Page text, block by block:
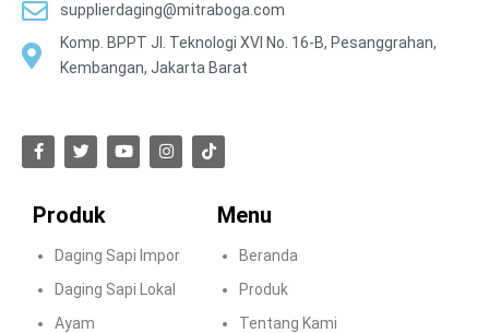
supplierdaging@mitraboga.com
Komp. BPPT Jl. Teknologi XVI No. 16-B, Pesanggrahan,
Kembangan, Jakarta Barat
Produk
Daging Sapi Impor
Daging Sapi Lokal
Ayam
Menu
Beranda
Produk
Tentang Kami